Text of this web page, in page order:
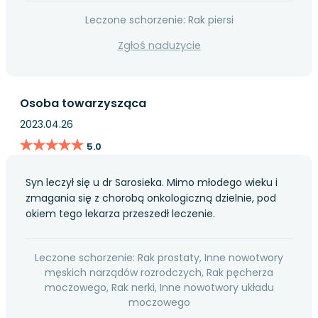
Leczone schorzenie: Rak piersi
Zgłoś nadużycie
Osoba towarzysząca
2023.04.26
★★★★★
★★★★★ 5.0
Syn leczył się u dr Sarosieka. Mimo młodego wieku i
zmagania się z chorobą onkologiczną dzielnie, pod
okiem tego lekarza przeszedł leczenie.
Leczone schorzenie: Rak prostaty, Inne nowotwory
męskich narządów rozrodczych, Rak pęcherza
moczowego, Rak nerki, Inne nowotwory układu
moczowego